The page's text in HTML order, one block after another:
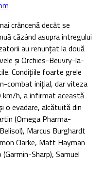
crâncenă decât se
căzând asupra întregului
au renunțat la două
și Orchies-Beuvry-la-
Condițiile foarte grele
combat inițial, dar viteza
km/h, a infirmat această
o evadare, alcătuită din
(Omega Pharma-
Marcus Burghardt
Clarke, Matt Hayman
Sharp), Samuel